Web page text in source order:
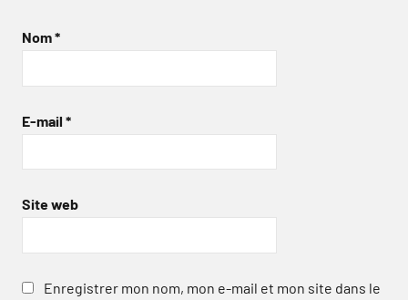
Nom*
E-mail *
Site web
Enregistrer mon nom, mon e-mail et mon site dans le